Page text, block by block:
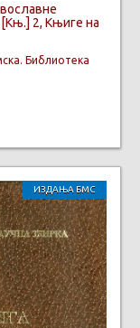
[Књ.] 2, Књиге на
Библиотека
ИЗДАЊА БМС